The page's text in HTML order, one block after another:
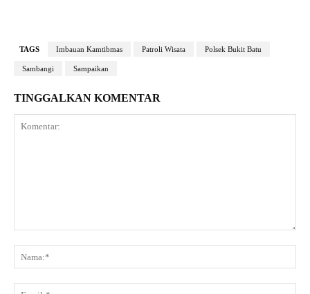
TAGS Imbauan Kamtibmas Patroli Wisata Polsek Bukit Batu
Sambangi Sampaikan
TINGGALKAN KOMENTAR